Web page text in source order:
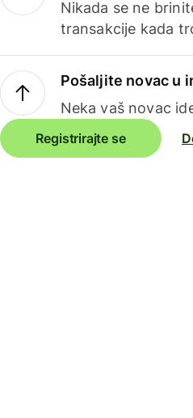
Nikada se ne
transakcije kada
Pošaljite novac u
Neka vaš novac
Registrirajte se